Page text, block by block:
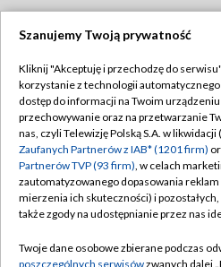
TVP
Abonament TVP
Emisja w TVP
Centrum informacji TVP
Naziemna Telewizja Cyfrowa
Rada Programowa
Polityka
Moje
Szanujemy Twoją prywatność
Kliknij "Akceptuję i przechodzę do
korzystanie z technologii
dostęp do informacji na Twoim
przechowywanie oraz na przetwarzanie
nas, czyli Telewizję Polską S.A. w likwidacji
Zaufanych Partnerów z IAB* (1201 firm)
Partnerów TVP (93 firm), w celach
zautomatyzowanego dopasowania
mierzenia ich skuteczności) i
także zgody na udostępnianie przez nas
Twoje dane osobowe zbierane podczas
poszczególnych serwisówzwanych dalej